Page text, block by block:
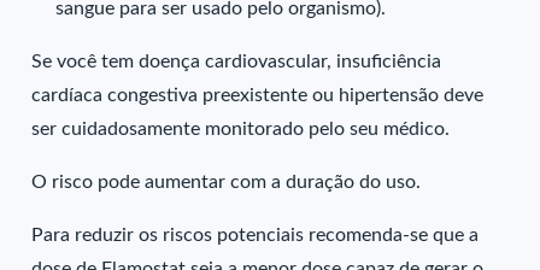
sangue para ser usado pelo organismo).
Se você tem doença cardiovascular, insuficiência
cardíaca congestiva preexistente ou hipertensão deve
ser cuidadosamente monitorado pelo seu médico.
O risco pode aumentar com a duração do uso.
Para reduzir os riscos potenciais recomenda-se que a